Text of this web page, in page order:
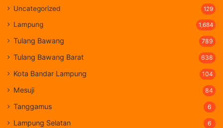
Uncategorized 129
Lampung 1,684
Tulang Bawang 789
Tulang Bawang Barat 638
Kota Bandar Lampung 104
Mesuji 84
Tanggamus 6
Lampung Selatan 6